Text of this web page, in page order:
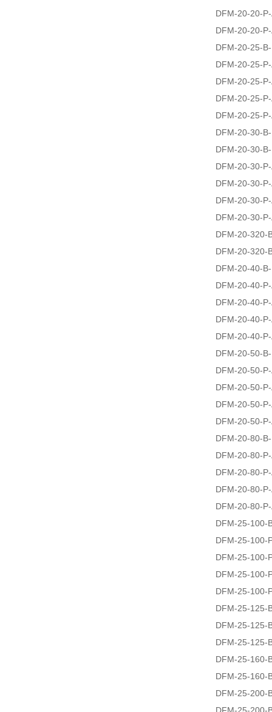
DFM-20-20-
DFM-20-20-
DFM-20-25-
DFM-20-25-
DFM-20-25-
DFM-20-25-
DFM-20-25-
DFM-20-30-
DFM-20-30-
DFM-20-30-
DFM-20-30-
DFM-20-30-
DFM-20-30-
DFM-20-320-
DFM-20-320-
DFM-20-40-
DFM-20-40-
DFM-20-40-
DFM-20-40-
DFM-20-40-
DFM-20-50-
DFM-20-50-
DFM-20-50-
DFM-20-50-
DFM-20-50-
DFM-20-80-
DFM-20-80-
DFM-20-80-
DFM-20-80-
DFM-20-80-
DFM-25-100-
DFM-25-100-
DFM-25-100-
DFM-25-100-
DFM-25-100-
DFM-25-125-
DFM-25-125-
DFM-25-125-
DFM-25-160-
DFM-25-160-
DFM-25-200-